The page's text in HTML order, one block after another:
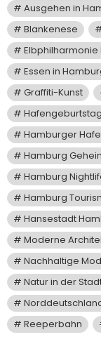
Ausgehen in
Blankenese
Elbphilharmonie
Essen in
Graffiti-Kunst
Hafengeburtstag
Hamburger
Hamburg
Hamburg
Hamburg
Hansestadt
Moderne
Nachhaltige
Natur in der
Reeperbahn